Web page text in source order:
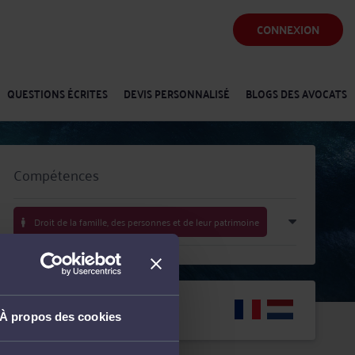
À propos des cookies
CONNEXION
QUESTIONS ÉCRITES DEVIS PERSONNALISÉ BLOGS DES AVOCATS
Compétences
Droit de la famille, des personnes et de leur patrimoine
Langues